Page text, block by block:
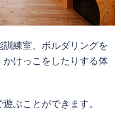
練室、ボルダリングを
けっこをしたりする体
ぶことができます。